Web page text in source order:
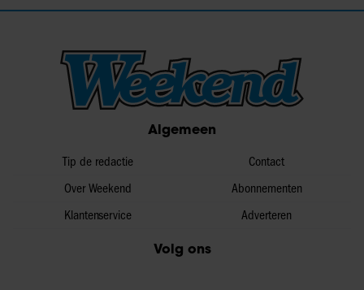
Algemeen
Tip de redactie
Over Weekend
Klantenservice
Contact
Abonnementen
Adverteren
Volg ons